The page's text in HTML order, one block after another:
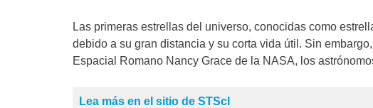
Las primeras estrellas del universo, conocidas como
debido a su gran distancia y su corta vida útil. Sin
Espacial Romano Nancy Grace de la NASA, los
Lea más en el sitio de STScl